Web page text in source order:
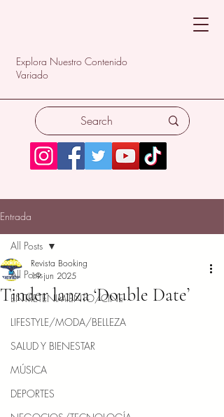
Explora Nuestro Contenido
Variado
Entrada
All Posts
ENTRETENIMIENTO/CINE
LIFESTYLE/MODA/BELLEZA
SALUD Y BIENESTAR
MÚSICA
DEPORTES
All Posts
Tinder lanza ‘Double Date’
Revista Booking
19 jun 2025